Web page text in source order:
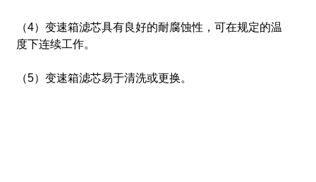
（4）变速箱滤芯具有良好的耐腐蚀性，可在规定的温
度下连续工作。
（5）变速箱滤芯易于清洗或更换。